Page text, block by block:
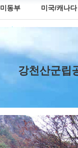
미동부 미국/캐나다
강천산군립